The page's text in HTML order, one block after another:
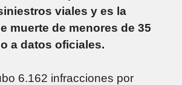
viales y es la
muerte de menores de 35
a datos oficiales.
6.162 infracciones por